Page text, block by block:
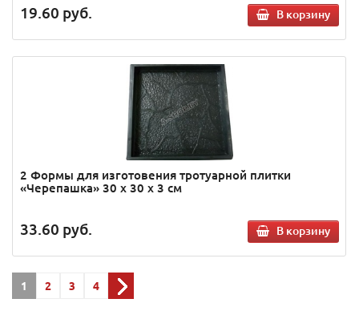
19.60 руб. В корзину
2 Формы для изготовения тротуарной плитки
«Черепашка» 30 х 30 х 3 см
33.60 руб. В корзину
1 2 3 4